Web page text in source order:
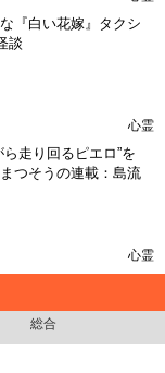
『白い花嫁』タクシ
談
心霊
走り回るピエロ”を
つそうの連載：島流
心霊
総合